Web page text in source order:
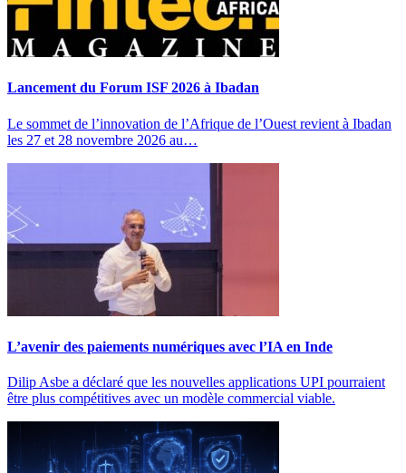
Lancement du Forum ISF 2026 à Ibadan
Le sommet de l’innovation de l’Afrique de l’Ouest revient à Ibadan
les 27 et 28 novembre 2026 au…
L’avenir des paiements numériques avec l’IA en Inde
Dilip Asbe a déclaré que les nouvelles applications UPI pourraient
être plus compétitives avec un modèle commercial viable.